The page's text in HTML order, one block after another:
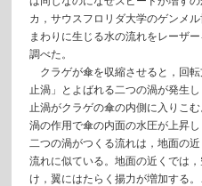
カ，サウスフロリダ大学のゲンメ
まわりに生じる水の流れをレーザ
調べた。
クラゲが傘を収縮させると，回
止渦」とよばれる二つの渦が発生
止渦がクラゲの傘の内側に入りこ
渦の作用で傘の内面の水圧が上昇
二つの渦がつくる流れは，地面の
流れに似ている。地面の近くでは
け，翼にはたらく揚力が増加する